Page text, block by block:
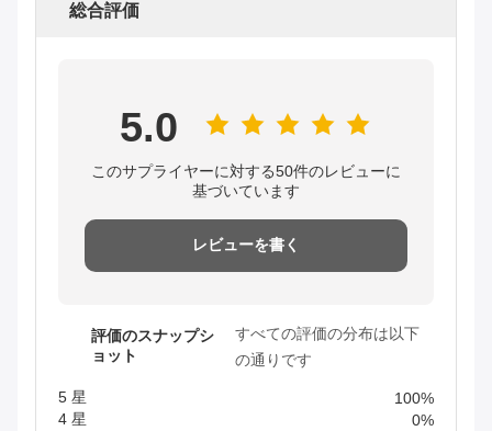
総合評価
5.0
このサプライヤーに対する50件のレビューに
基づいています
レビューを書く
評価のスナップシ
ョット
すべての評価の分布は以下
の通りです
5 星
100%
4 星
0%